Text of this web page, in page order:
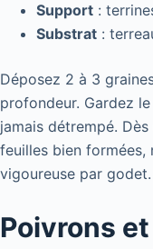
Support :
Substrat :
Déposez 2 à 3
profondeur. Gardez
jamais détrempé.
feuilles bien formées,
vigoureuse par godet.
Poivrons